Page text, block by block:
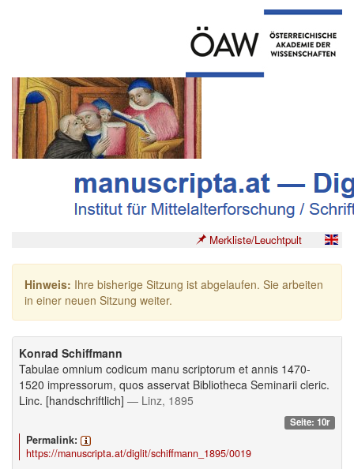
Merkliste/Leuchtpult
Hinweis: Ihre bisherige Sitzung ist abgelaufen. Sie arbeiten
in einer neuen Sitzung weiter.
Konrad Schiffmann
Tabulae omnium codicum manu scriptorum et annis 1470-
1520 impressorum, quos asservat Bibliotheca Seminarii cleric.
Linc. [handschriftlich] — Linz, 1895
Seite: 10r
Permalink:
https://manuscripta.at/diglit/schiffmann_1895/0019